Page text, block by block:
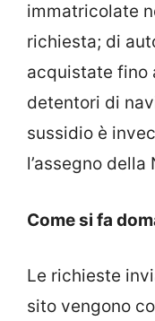
immatricolate
richiesta; di
acquistate fino
detentori di
sussidio è
l’assegno della
Come si fa
Le richieste
sito vengono